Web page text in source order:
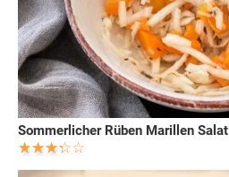
Sommerlicher Rüben Marillen Salat